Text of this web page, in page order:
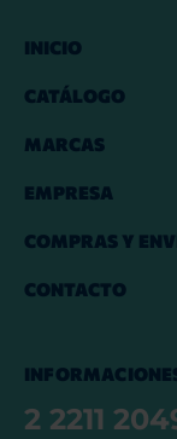
INICIO
CATÁLOGO
MARCAS
EMPRESA
COMPRAS Y
CONTACTO
2 2211